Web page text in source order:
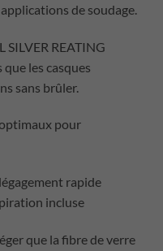
de soudage.
SILVER REATING
les casques
sans brûler.
pour
rapide
incluse
que la fibre de verre